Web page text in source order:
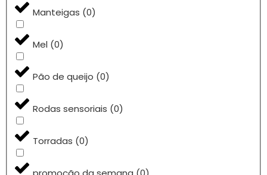
Manteigas (0)
Mel (0)
Pão de queijo (0)
Rodas sensoriais (0)
Torradas (0)